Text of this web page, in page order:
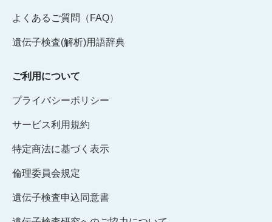
よくあるご質問（FAQ）
遺伝子検査(解析)用語辞典
ご利用について
プライバシーポリシー
サービス利用規約
特定商法に基づく表示
倫理委員会規定
遺伝子検査申込同意書